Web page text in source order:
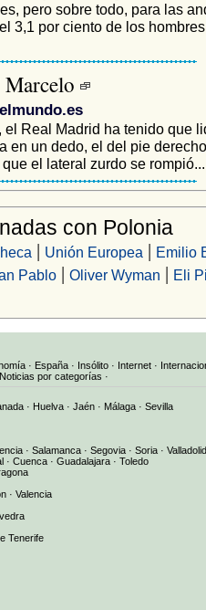
pero sobre todo, para las
3,1 por ciento de los
Marcelo
Real Madrid ha tenido que
en un dedo, el del pie
el lateral zurdo se rompió...
con Polonia
| Unión Europea | Emilio
Pablo| Oliver Wyman | Eli
· España · Insólito · Internet ·
Noticias por categorías ·
· Huelva · Jaén · Málaga · Sevilla
· Salamanca · Segovia · Soria · Valladolid
· Cuenca · Guadalajara · Toledo
· Valencia
Tenerife